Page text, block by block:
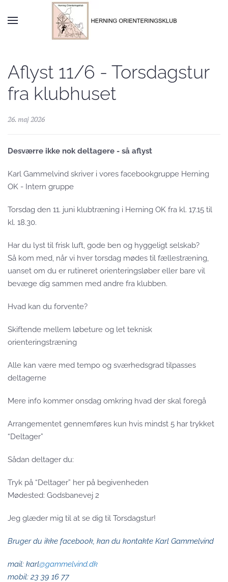
Skip to main content
Aflyst 11/6 - Torsdagstur
fra klubhuset
26. maj 2026
Desværre ikke nok deltagere - så aflyst
Karl Gammelvind skriver i vores facebookgruppe Herning
OK - Intern gruppe
Torsdag den 11. juni klubtræning i Herning OK fra kl. 17.15 til
kl. 18.30.
Har du lyst til frisk luft, gode ben og hyggeligt selskab?
Så kom med, når vi hver torsdag mødes til fællestræning,
uanset om du er rutineret orienteringsløber eller bare vil
bevæge dig sammen med andre fra klubben.
Hvad kan du forvente?
Skiftende mellem løbeture og let teknisk
orienteringstræning
Alle kan være med tempo og sværhedsgrad tilpasses
deltagerne
Mere info kommer onsdag omkring hvad der skal foregå
Arrangementet gennemføres kun hvis mindst 5 har trykket
“Deltager”
Sådan deltager du:
Tryk på “Deltager” her på begivenheden
Mødested: Godsbanevej 2
Jeg glæder mig til at se dig til Torsdagstur!
Bruger du ikke facebook, kan du kontakte Karl Gammelvind
mail: karl@gammelvind.dk
mobil: 23 39 16 77